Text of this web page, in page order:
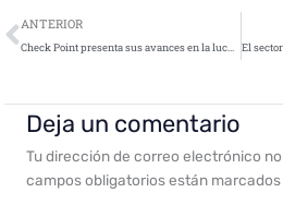
Ant
ANTERIOR
Check Point presenta sus avances en la lucha contra la ciberdelincuencia avanzada en RootedCON
Deja un comentario
Tu dirección de correo electrónico
campos obligatorios están